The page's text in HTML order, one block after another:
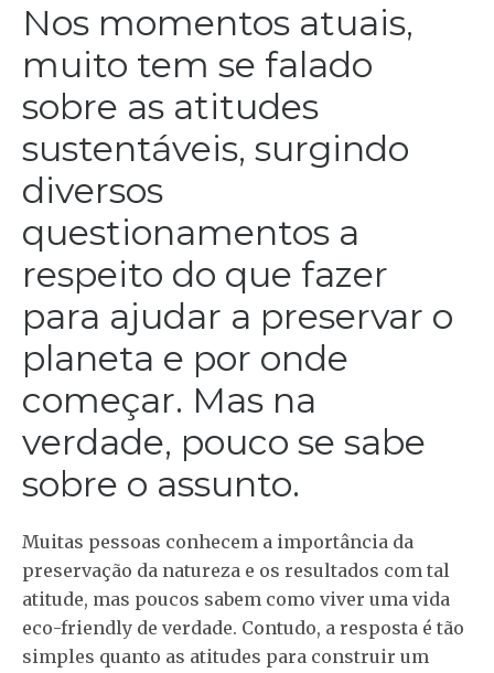
Nos momentos atuais,
muito tem se falado
sobre as atitudes
sustentáveis, surgindo
diversos
questionamentos a
respeito do que fazer
para ajudar a preservar o
planeta e por onde
começar. Mas na
verdade, pouco se sabe
sobre o assunto.
Muitas pessoas conhecem a importância da
preservação da natureza e os resultados com tal
atitude, mas poucos sabem como viver uma vida
eco-friendly de verdade. Contudo, a resposta é tão
simples quanto as atitudes para construir um